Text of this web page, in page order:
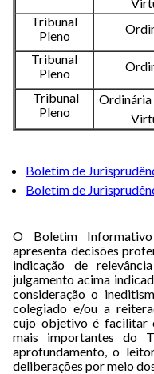
Tribunal
Pleno
Tribunal
Pleno
Tribunal
Pleno
Ordinária
Boletim de
Boletim de
O Boletim
apresenta decisões
indicação de
julgamento acima
consideração o
colegiado e/ou a
cujo objetivo é facilitar
mais importantes do
aprofundamento, o
deliberações por meio